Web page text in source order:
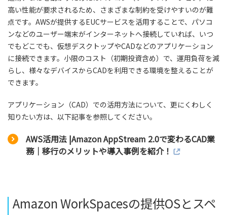
高い性能が要求されるため、さまざまな制約を受けやすいのが難
点です。AWSが提供するEUCサービスを活用することで、パソコ
ンなどのユーザー端末がインターネットへ接続していれば、いつ
でもどこでも、仮想デスクトップやCADなどのアプリケーション
に接続できます。小限のコスト（初期投資含め）で、運用負荷を減
らし、様々なデバイスからCADを利用できる環境を整えることが
できます。
アプリケーション（CAD）での活用方法について、更にくわしく
知りたい方は、以下記事を参照してください。
AWS活用法 |Amazon AppStream 2.0で変わるCAD業
務｜移行のメリットや導入事例を紹介！
Amazon WorkSpacesの提供OSとスペ